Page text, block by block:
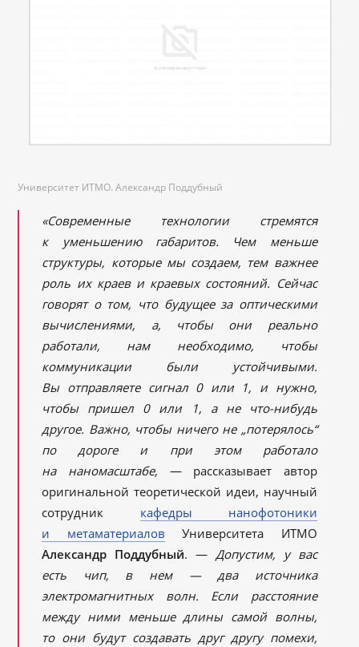
Университет ИТМО. Александр Поддубный
«Современные технологии стремятся
к уменьшению габаритов. Чем меньше
структуры, которые мы создаем, тем важнее
роль их краев и краевых состояний. Сейчас
говорят о том, что будущее за оптическими
вычислениями, а, чтобы они реально
работали, нам необходимо, чтобы
коммуникации были устойчивыми.
Вы отправляете сигнал 0 или 1, и нужно,
чтобы пришел 0 или 1, а не что-нибудь
другое. Важно, чтобы ничего не „потерялось“
по дороге и при этом работало
на наномасштабе, — рассказывает автор
оригинальной теоретической идеи, научный
сотрудник кафедры нанофотоники
и метаматериалов Университета ИТМО
Александр Поддубный. — Допустим, у вас
есть чип, в нем — два источника
электромагнитных волн. Если расстояние
между ними меньше длины самой волны,
то они будут создавать друг другу помехи,